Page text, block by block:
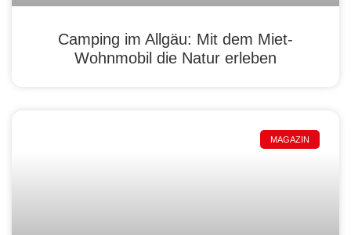
Camping im Allgäu: Mit dem Miet-
Wohnmobil die Natur erleben
MAGAZIN